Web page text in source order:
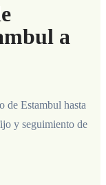
a
de Estambul hasta
y seguimiento de